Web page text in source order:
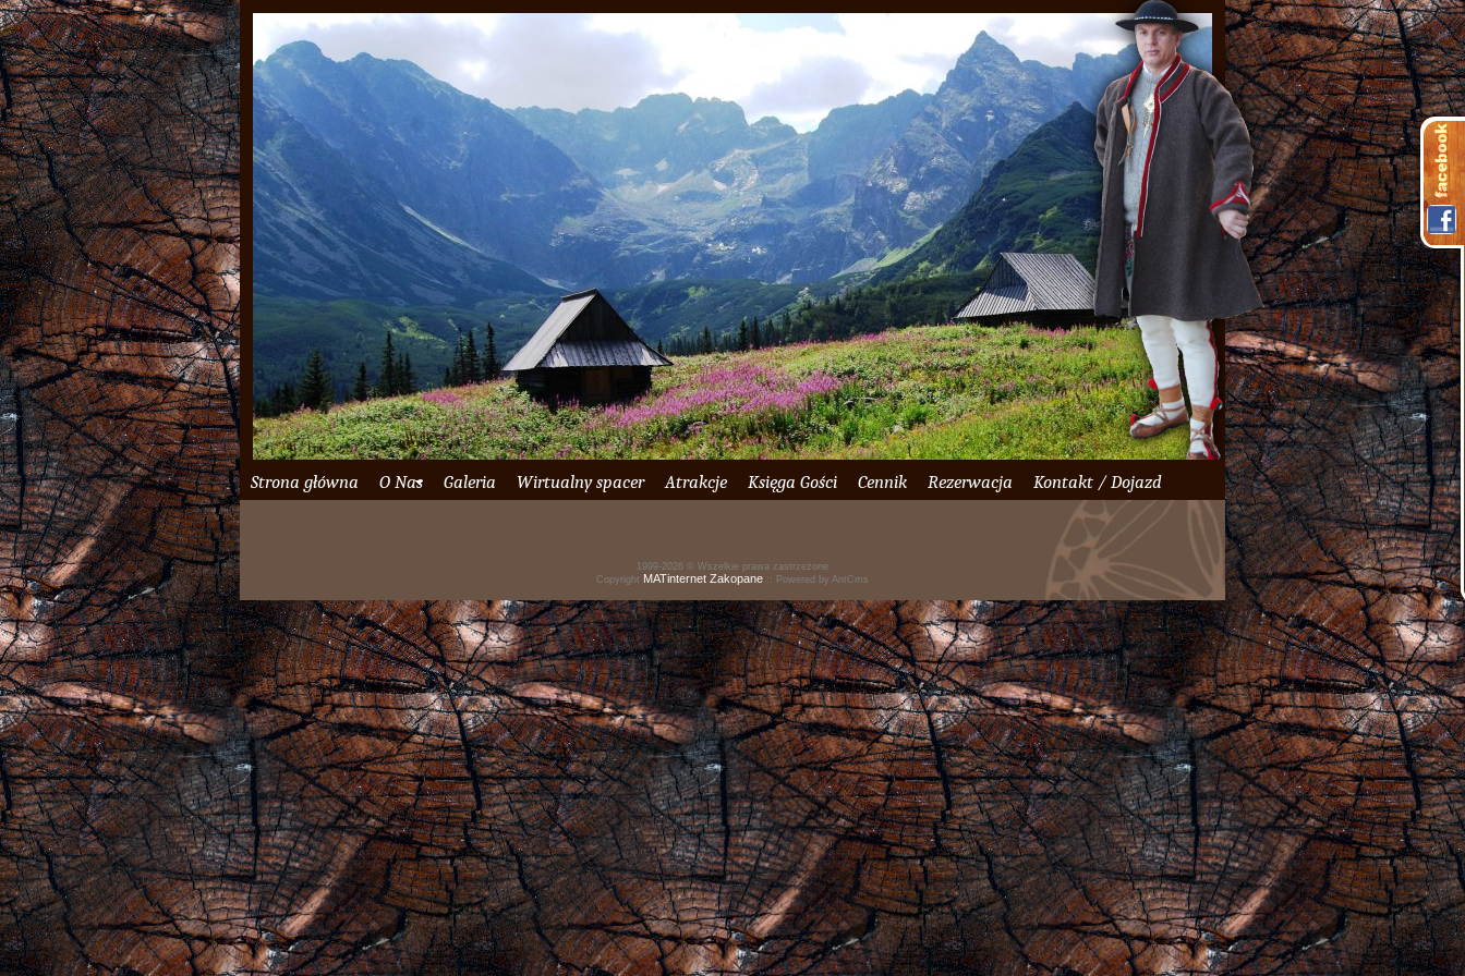
Strona główna O Nas Galeria Wirtualny spacer Atrakcje Księga Gości Cennik Rezerwacja Kontakt / Dojazd
1999-2026 © Wszelkie prawa zastrzeżone
Copyright MATinternet Zakopane :: Powered by AntCms